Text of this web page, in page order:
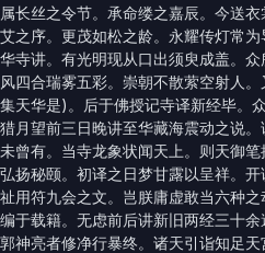
属长丝之令节。承命缕之嘉辰。今送
艾之序。更茂如松之龄。永耀传灯常
华寺讲。有光明现从口出须臾成盖。
风四合瑞雾五彩。崇朝不散萦空射人
集天华是)。后于佛授记寺译新经毕。
猎月望前三日晚讲至华藏海震动之说
未曾有。当寺龙象状闻天上。则天御
弘扬秘颐。初译之日梦甘露以呈祥。
祉用符九会之文。岂朕庸虚敢当六种
编于载籍。无虑前后讲新旧两经三十
郭神亮者修净行暴终。诸天引诣知足